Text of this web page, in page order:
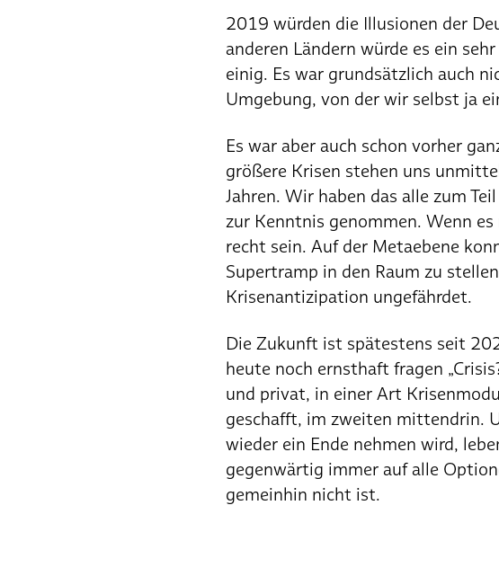
2019 würden die Illusionen der
anderen Ländern würde es ein
einig. Es war grundsätzlich auch
Umgebung, von der wir selbst ja
Es war aber auch schon vorher
größere Krisen stehen uns
Jahren. Wir haben das alle zum
zur Kenntnis genommen. Wenn
recht sein. Auf der Metaebene
Supertramp in den Raum zu
Krisenantizipation ungefährdet.
Die Zukunft ist spätestens seit
heute noch ernsthaft fragen
und privat, in einer Art
geschafft, im zweiten mittendrin.
wieder ein Ende nehmen wird,
gegenwärtig immer auf alle
gemeinhin nicht ist.